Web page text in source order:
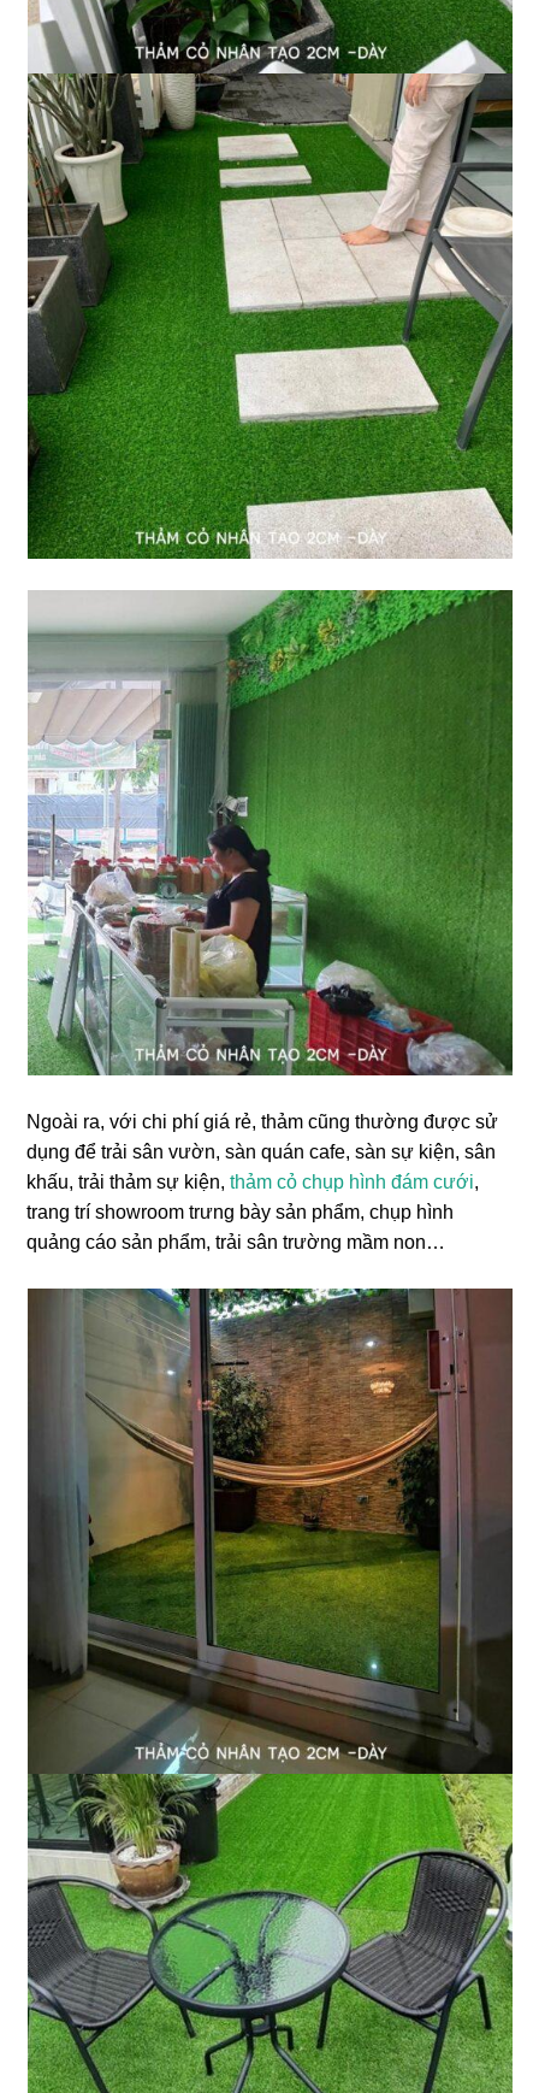
Ngoài ra, với chi phí giá rẻ, thảm cũng thường được sử
dụng để trải sân vườn, sàn quán cafe, sàn sự kiện, sân
khấu, trải thảm sự kiện,thảm cỏ chụp hình đám cưới,
trang trí showroom trưng bày sản phẩm, chụp hình
quảng cáo sản phẩm, trải sân trường mầm non…